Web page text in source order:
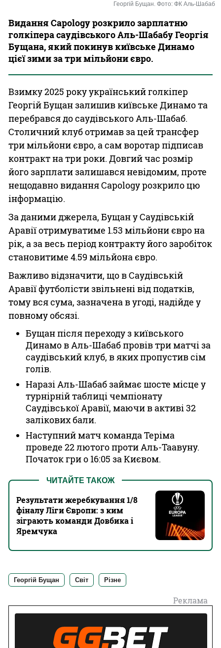
Георгій Бущан. Фото: ФК Аль-Шабаб
Видання Capology розкрило зарплатню
голкіпера саудівського Аль-Шабабу Георгія
Бущана, який покинув київське Динамо
цієї зими за три мільйони євро.
Взимку 2025 року український голкіпер
Георгій Бущан залишив київське Динамо та
перебрався до саудівського Аль-Шабаб.
Столичний клуб отримав за цей трансфер
три мільйони євро, а сам воротар підписав
контракт на три роки. Довгий час розмір
його зарплати залишався невідомим, проте
нещодавно видання Capology розкрило цю
інформацію.
За даними джерела, Бущан у Саудівській
Аравії отримуватиме 1.53 мільйони євро на
рік, а за весь період контракту його заробіток
становитиме 4.59 мільйона євро.
Важливо відзначити, що в Саудівській
Аравії футболісти звільнені від податків,
тому вся сума, зазначена в угоді, надійде у
повному обсязі.
Бущан після переходу з київського
Динамо в Аль-Шабаб провів три матчі за
саудівський клуб, в яких пропустив сім
голів.
Наразі Аль-Шабаб займає шосте місце у
турнірній таблиці чемпіонату
Саудівської Аравії, маючи в активі 32
залікових бали.
Наступний матч команда Теріма
проведе 22 лютого проти Аль-Таавуну.
Початок гри о 16:05 за Києвом.
ЧИТАЙТЕ ТАКОЖ
Результати жеребкування 1/8
фіналу Ліги Європи: з ким
зіграють команди Довбика і
Яремчука
Георгій Бущан Світ Різне
Реклама